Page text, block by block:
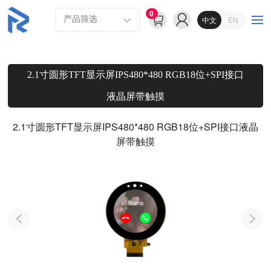
0
中文 EN
2.1寸圆形TFT显示屏IPS480*480 RGB18位+SPI接口
液晶屏带触摸
2.1寸圆形TFT显示屏IPS480*480 RGB18位+SPI接口液晶
屏带触摸